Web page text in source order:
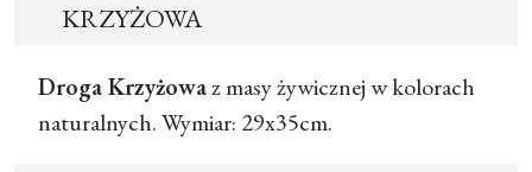
KRZYŻOWA
Droga Krzyżowaz masy żywicznej w kolorach
naturalnych. Wymiar: 29x35cm.